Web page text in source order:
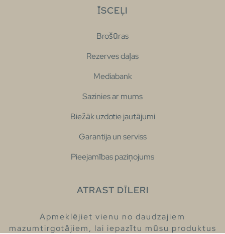
ĪSCEĻI
Brošūras
Rezerves daļas
Mediabank
Sazinies ar mums
Biežāk uzdotie jautājumi
Garantija un serviss
Pieejamības paziņojums
ATRAST DĪLERI
Apmeklējiet vienu no daudzajiem
mazumtirgotājiem, lai iepazītu mūsu produktus